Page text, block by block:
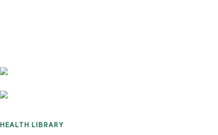
HEALTH LIBRARY